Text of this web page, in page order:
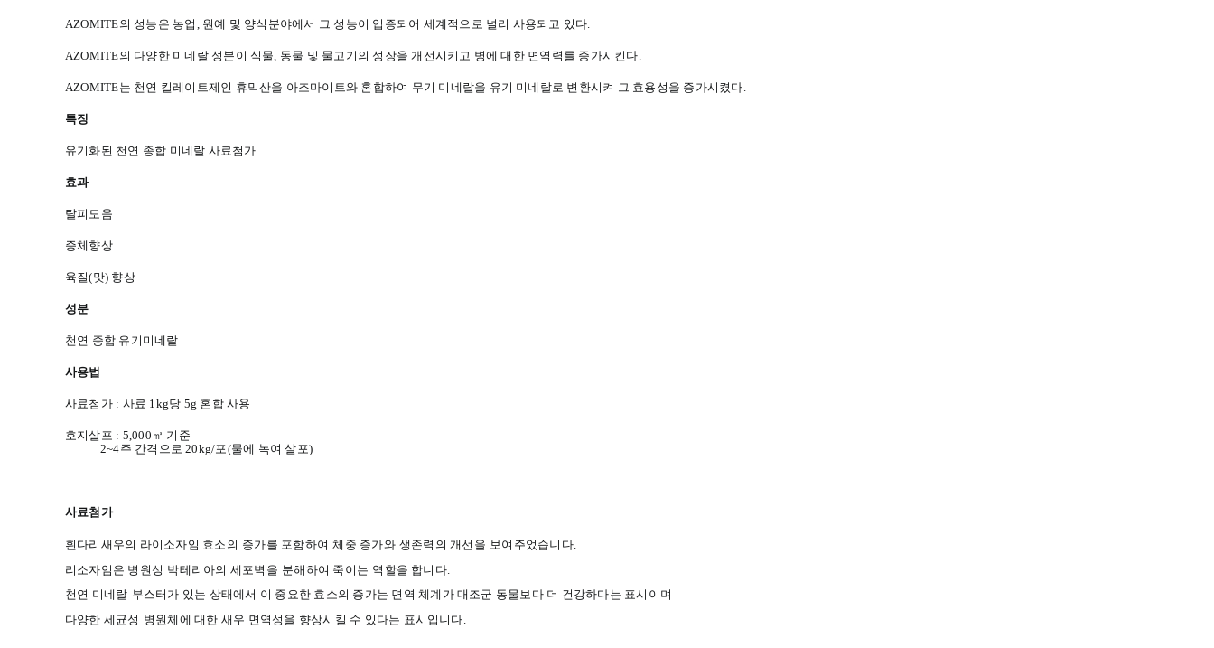
AZOMITE의 성능은 농업, 원예 및 양식분야에서 그 성능이 입증되어 세계적으로 널리 사용되고 있다.
AZOMITE의 다양한 미네랄 성분이 식물, 동물 및 물고기의 성장을 개선시키고 병에 대한 면역력를 증가시킨다.
AZOMITE는 천연 킬레이트제인 휴믹산을 아조마이트와 혼합하여 무기 미네랄을 유기 미네랄로 변환시켜 그 효용성을 증가시켰다.
특징
유기화된 천연 종합 미네랄 사료첨가
효과
탈피도움
증체향상
육질(맛) 향상
성분
천연 종합 유기미네랄
사용법
사료첨가 : 사료 1kg당 5g 혼합 사용
호지살포 : 5,000㎥ 기준
2~4주 간격으로 20kg/포(물에 녹여 살포)
사료첨가
흰다리새우의 라이소자임 효소의 증가를 포함하여 체중 증가와 생존력의 개선을 보여주었습니다.
리소자임은 병원성 박테리아의 세포벽을 분해하여 죽이는 역할을 합니다.
천연 미네랄 부스터가 있는 상태에서 이 중요한 효소의 증가는 면역 체계가 대조군 동물보다 더 건강하다는 표시이며
다양한 세균성 병원체에 대한 새우 면역성을 향상시킬 수 있다는 표시입니다